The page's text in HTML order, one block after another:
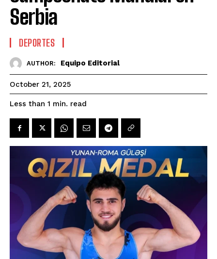
Serbia
DEPORTES
AUTHOR: Equipo Editorial
October 21, 2025
Less than 1 min. read